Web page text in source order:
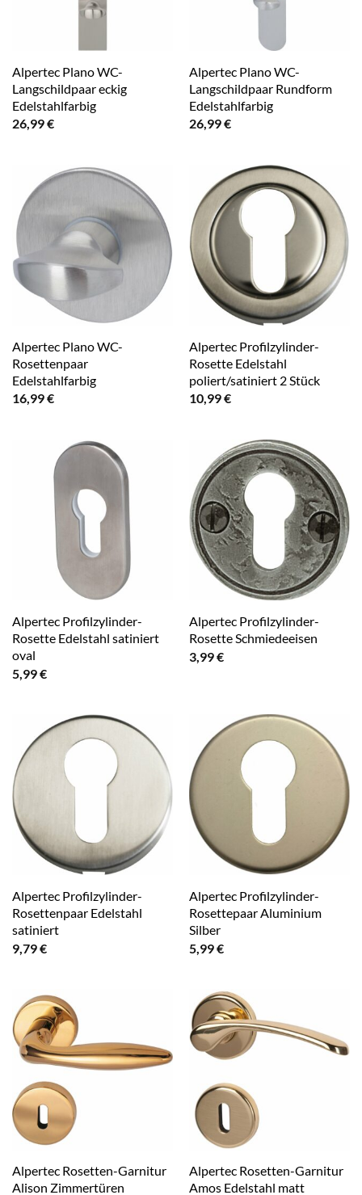
Alpertec Plano WC-
Langschildpaar eckig
Edelstahlfarbig
26,99€
Alpertec Plano WC-
Langschildpaar Rundform
Edelstahlfarbig
26,99€
Alpertec Plano WC-
Rosettenpaar
Edelstahlfarbig
16,99€
Alpertec Profilzylinder-
Rosette Edelstahl
poliert/satiniert 2 Stück
10,99€
Alpertec Profilzylinder-
Rosette Edelstahl satiniert
oval
5,99€
Alpertec Profilzylinder-
Rosette Schmiedeeisen
3,99€
Alpertec Profilzylinder-
Rosettenpaar Edelstahl
satiniert
9,79€
Alpertec Profilzylinder-
Rosettepaar Aluminium
Silber
5,99€
Alpertec Rosetten-Garnitur
Alison Zimmertüren
Alpertec Rosetten-Garnitur
Amos Edelstahl matt